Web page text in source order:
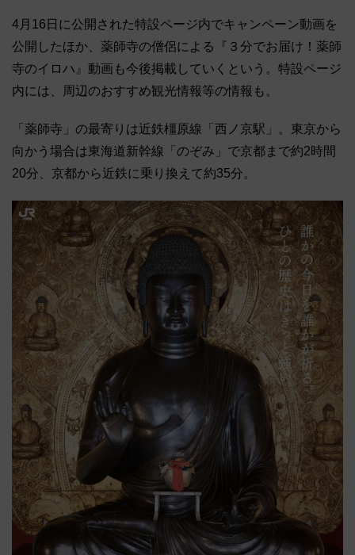
4月16日に公開された特設ページ内でキャンペーン動画を
公開したほか、薬師寺の僧侶による『３分でお届け！薬師
寺のイロハ』動画も今後掲載していくという。特設ページ
内には、周辺のおすすめ観光情報等の情報も。
「薬師寺」の最寄りは近鉄橿原線「西ノ京駅」。東京から
向かう場合は東海道新幹線「のぞみ」で京都まで約2時間
20分、京都から近鉄に乗り換えて約35分。